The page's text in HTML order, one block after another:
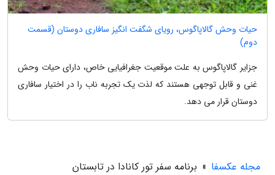
حیات وحش گالاپاگوس، رویای شگفت انگیز سافاری دوستان (قسمت
دوم)
جزایر گالاپاگوس به علت موقعیت جغرافیایی خاص، دارای حیات وحش
غنی و قابل توجهی هستند که لذت یک تجربه ناب را در اختیار سافاری
دوستان قرار می دهد.
مجله عکسفا » برنامه سفر تور کانادا در تابستان